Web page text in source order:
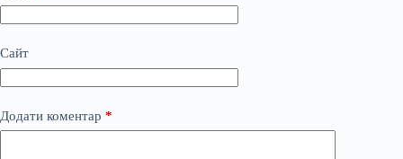
Сайт
Додати коментар *